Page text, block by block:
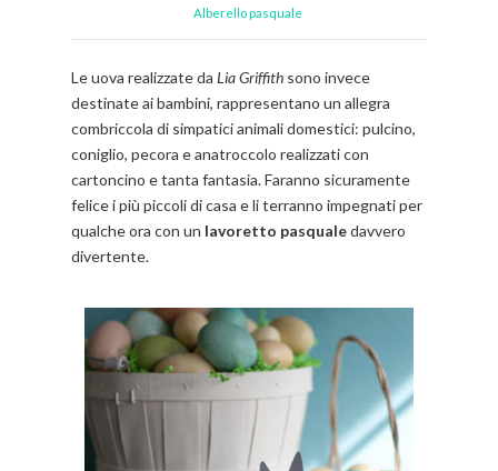
Alberello pasquale
Le uova realizzate da Lia Griffith sono invece
destinate ai bambini, rappresentano un allegra
combriccola di simpatici animali domestici: pulcino,
coniglio, pecora e anatroccolo realizzati con
cartoncino e tanta fantasia. Faranno sicuramente
felice i più piccoli di casa e li terranno impegnati per
qualche ora con un lavoretto pasqualedavvero
divertente.